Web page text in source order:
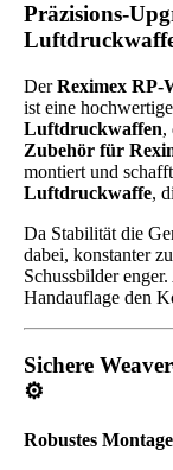
Präzisions-
DerReximex RP-
ist eine hochwertige
Luftdruckwaffen,
Zubehör für
montiert und
Luftdruckwaffe,
Da Stabilität die
dabei, konstanter
Schussbilder
Handauflage den
Sichere
⚙️
Robustes